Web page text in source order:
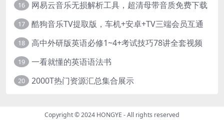
16 网易云音乐无损解析工具，超清母带音质免费下载
17 酷狗音乐TV提取版，车机+安卓+TV三端会员互通
18 高中外研版英语必修1~4+考试技巧78讲全套视频
19 一看就懂的英语语法书
20 2000T热门资源汇总集合展示
Copyright © 2024 HONGYE - All rights reserved